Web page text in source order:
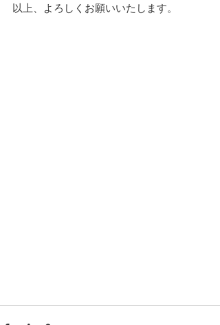
以上、よろしくお願いいたします。